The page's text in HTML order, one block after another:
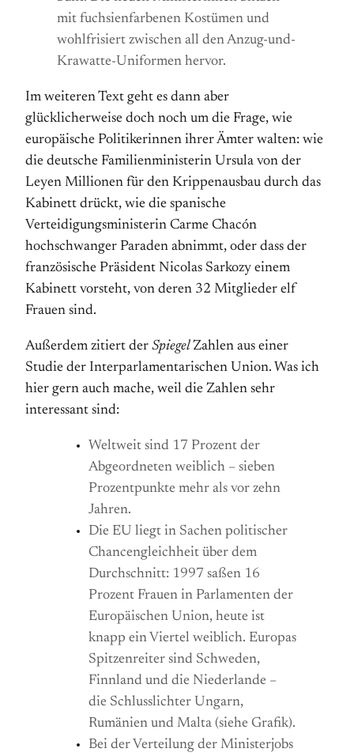
mit fuchsienfarbenen Kostümen und
wohlfrisiert zwischen all den Anzug-und-
Krawatte-Uniformen hervor.
Im weiteren Text geht es dann aber
glücklicherweise doch noch um die Frage, wie
europäische Politikerinnen ihrer Ämter walten: wie
die deutsche Familienministerin Ursula von der
Leyen Millionen für den Krippenausbau durch das
Kabinett drückt, wie die spanische
Verteidigungsministerin Carme Chacón
hochschwanger Paraden abnimmt, oder dass der
französische Präsident Nicolas Sarkozy einem
Kabinett vorsteht, von deren 32 Mitglieder elf
Frauen sind.
Außerdem zitiert der SpiegelZahlen aus einer
Studie der Interparlamentarischen Union. Was ich
hier gern auch mache, weil die Zahlen sehr
interessant sind:
Weltweit sind 17 Prozent der
Abgeordneten weiblich – sieben
Prozentpunkte mehr als vor zehn
Jahren.
Die EU liegt in Sachen politischer
Chancengleichheit über dem
Durchschnitt: 1997 saßen 16
Prozent Frauen in Parlamenten der
Europäischen Union, heute ist
knapp ein Viertel weiblich. Europas
Spitzenreiter sind Schweden,
Finnland und die Niederlande –
die Schlusslichter Ungarn,
Rumänien und Malta (siehe Grafik).
Bei der Verteilung der Ministerjobs